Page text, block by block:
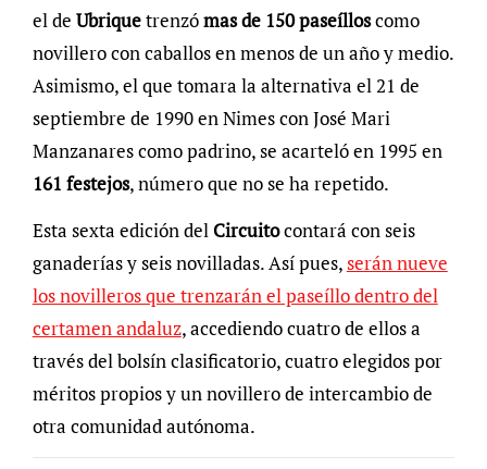
el de Ubriquetrenzómas de 150 paseílloscomo
novillero con caballos en menos de un año y medio.
Asimismo, el que tomara la alternativa el 21 de
septiembre de 1990 en Nimes con José Mari
Manzanares como padrino, se acarteló en 1995 en
161 festejos, número que no se ha repetido.
Esta sexta edición del Circuitocontará con seis
ganaderías y seis novilladas. Así pues,serán nueve
los novilleros que trenzarán el paseíllo dentro del
certamen andaluz, accediendo cuatro de ellos a
través del bolsín clasificatorio, cuatro elegidos por
méritos propios y un novillero de intercambio de
otra comunidad autónoma.